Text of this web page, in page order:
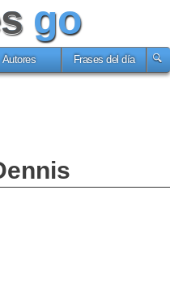
go
Autores Frases del día